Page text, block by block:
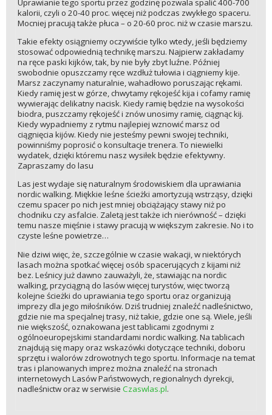
Uprawianie tego sportu przez godzinę pozwala spalić 400-700
kalorii, czyli o 20-40 proc. więcej niż podczas zwykłego spaceru.
Mocniej pracują także płuca – o 20-60 proc. niż w czasie marszu.
Takie efekty osiągniemy oczywiście tylko wtedy, jeśli będziemy
stosować odpowiednią technikę marszu. Najpierw zakładamy
na ręce paski kijków, tak, by nie były zbyt luźne. Później
swobodnie opuszczamy ręce wzdłuż tułowia i ciągniemy kije.
Marsz zaczynamy naturalnie, wahadłowo poruszając rękami.
Kiedy ramię jest w górze, chwytamy rękojeść kija i cofamy ramię
wywierając delikatny nacisk. Kiedy ramię będzie na wysokości
biodra, puszczamy rękojeść i znów unosimy ramię, ciągnąc kij.
Kiedy wypadniemy z rytmu najlepiej wznowić marsz od
ciągnięcia kijów. Kiedy nie jesteśmy pewni swojej techniki,
powinniśmy poprosić o konsultacje trenera. To niewielki
wydatek, dzięki któremu nasz wysiłek będzie efektywny.
Zapraszamy do lasu
Las jest wydaje się naturalnym środowiskiem dla uprawiania
nordic walking. Miękkie leśne ścieżki amortyzują wstrząsy, dzięki
czemu spacer po nich jest mniej obciążający stawy niż po
chodniku czy asfalcie. Zaletą jest także ich nierówność – dzięki
temu nasze mięśnie i stawy pracują w większym zakresie. No i to
czyste leśne powietrze…
Nie dziwi więc, że, szczególnie w czasie wakacji, w niektórych
lasach można spotkać więcej osób spacerujących z kijami niż
bez. Leśnicy już dawno zauważyli, że, stawiając na nordic
walking, przyciągną do lasów więcej turystów, więc tworzą
kolejne ścieżki do uprawiania tego sportu oraz organizują
imprezy dla jego miłośników. Dziś trudniej znaleźć nadleśnictwo,
gdzie nie ma specjalnej trasy, niż takie, gdzie one są. Wiele, jeśli
nie większość, oznakowana jest tablicami zgodnymi z
ogólnoeuropejskimi standardami nordic walking. Na tablicach
znajdują się mapy oraz wskazówki dotyczące techniki, doboru
sprzętu i walorów zdrowotnych tego sportu. Informacje na temat
tras i planowanych imprez można znaleźć na stronach
internetowych Lasów Państwowych, regionalnych dyrekcji,
nadleśnictw oraz w serwisie Czaswlas.pl.